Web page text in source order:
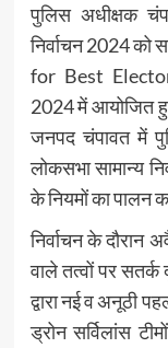
पुलिस अधीक्षक
निर्वाचन 2024
for Best
2024 में आयोजित
जनपद चंपावत में
लोकसभा सामान्य
के नियमों का पालन
निर्वाचन के दौरान
वाले तत्वों पर
द्वारा नई व अनूठी
ड्रोन सर्विलांस